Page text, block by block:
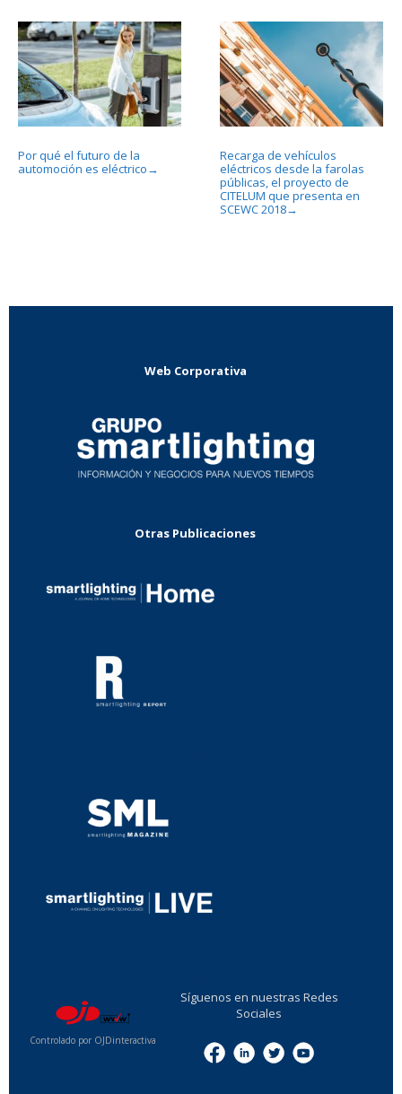
Por qué el futuro de la
automoción es eléctrico →
Recarga de vehículos
eléctricos desde la farolas
públicas, el proyecto de
CITELUM que presenta en
SCEWC 2018→
Web Corporativa
Otras Publicaciones
Controlado por OJDinteractiva
Síguenos en nuestras Redes
Sociales